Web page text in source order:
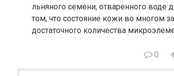
льняного семени, отваренного воде
том, что состояние кожи во многом
достаточного количества
0